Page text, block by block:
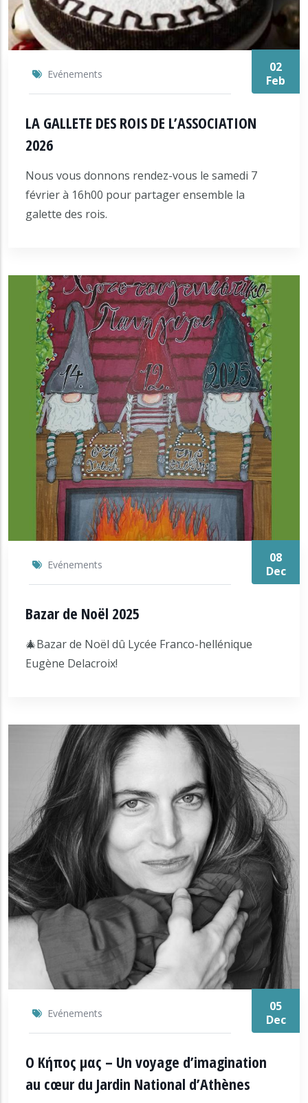
Evénements
02
Feb
LA GALLETE DES ROIS DE L’ASSOCIATION
2026
Nous vous donnons rendez-vous le samedi 7
février à 16h00 pour partager ensemble la
galette des rois.
Evénements
08
Dec
Bazar de Noël 2025
🎄Bazar de Noël dû Lycée Franco-hellénique
Eugène Delacroix!
Evénements
05
Dec
Ο Κήπος μας – Un voyage d’imagination
au cœur du Jardin National d’Athènes